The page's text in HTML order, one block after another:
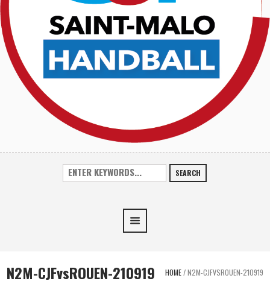
SEARCH
N2M-CJFvsROUEN-210919 HOME/N2M-CJFVSROUEN-210919